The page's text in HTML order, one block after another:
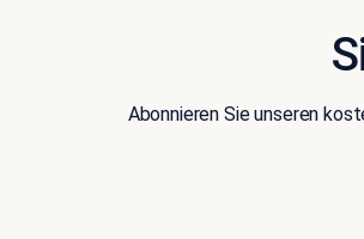
Abonnieren Sie unseren